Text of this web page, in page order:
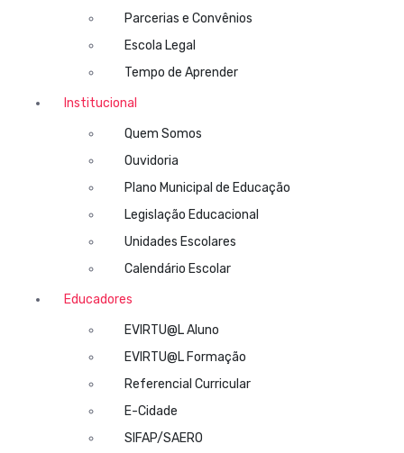
Parcerias e Convênios
Escola Legal
Tempo de Aprender
Institucional
Quem Somos
Ouvidoria
Plano Municipal de Educação
Legislação Educacional
Unidades Escolares
Calendário Escolar
Educadores
EVIRTU@L Aluno
EVIRTU@L Formação
Referencial Curricular
E-Cidade
SIFAP/SAERO